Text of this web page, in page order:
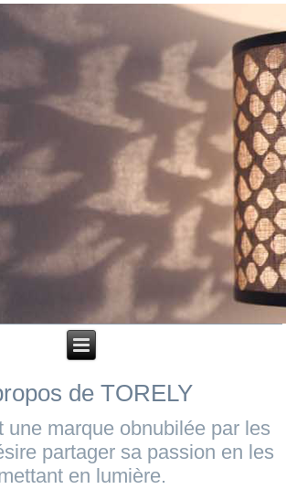
de TORELY
une marque obnubilée par les
partager sa passion en les
en lumière.